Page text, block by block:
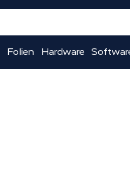
Folien Hardware